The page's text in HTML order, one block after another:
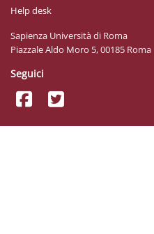
Help desk
Sapienza Università di Roma
Piazzale Aldo Moro 5, 00185 Roma
Seguici